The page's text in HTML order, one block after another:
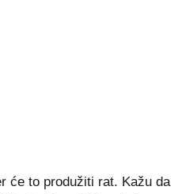
će to produžiti rat. Kažu da